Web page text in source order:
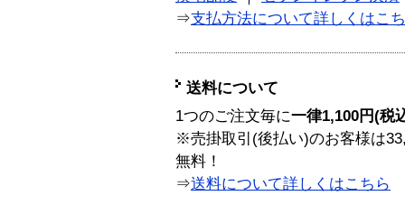
⇒支払方法について詳しくはこ
送料について
1つのご注文毎に一律1,100円(税
※売掛取引(後払い)のお客様は
無料！
⇒送料について詳しくはこちら